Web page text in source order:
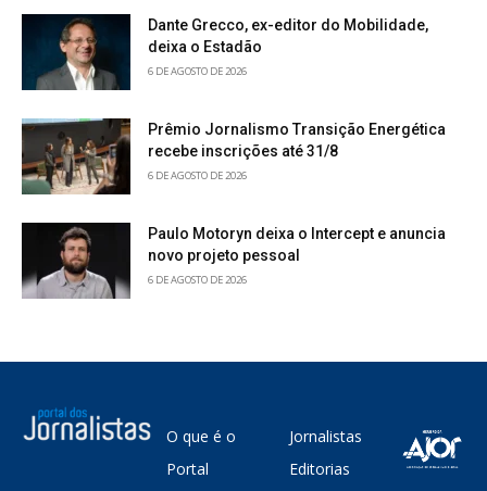
Dante Grecco, ex-editor do Mobilidade,
deixa o Estadão
6 DE AGOSTO DE 2026
Prêmio Jornalismo Transição Energética
recebe inscrições até 31/8
6 DE AGOSTO DE 2026
Paulo Motoryn deixa o Intercept e anuncia
novo projeto pessoal
6 DE AGOSTO DE 2026
O que é o
Portal
Jornalistas
Editorias